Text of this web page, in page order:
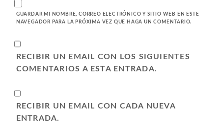
GUARDAR MI NOMBRE, CORREO ELECTRÓNICO Y SITIO WEB EN ESTE
NAVEGADOR PARA LA PRÓXIMA VEZ QUE HAGA UN COMENTARIO.
RECIBIR UN EMAIL CON LOS SIGUIENTES
COMENTARIOS A ESTA ENTRADA.
RECIBIR UN EMAIL CON CADA NUEVA
ENTRADA.